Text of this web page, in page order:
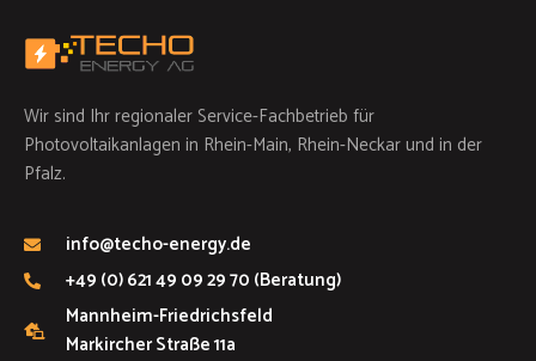
Wir sind Ihr regionaler Service-Fachbetrieb für
Photovoltaikanlagen in Rhein-Main, Rhein-Neckar und in der
Pfalz.
info@techo-energy.de
+49 (0) 621 49 09 29 70 (Beratung)
Mannheim-Friedrichsfeld
Markircher Straße 11a